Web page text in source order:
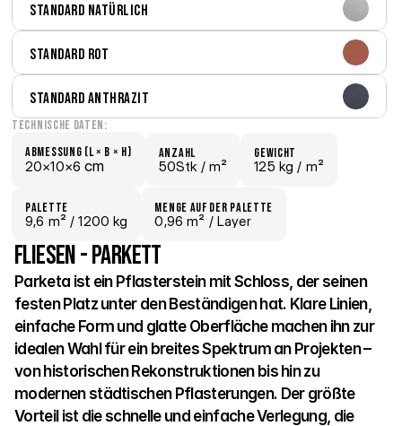
Standard Natürlich
Standard Rot
Standard Anthrazit
Technische Daten:
Abmessung (L × B × H)
20×10×6 cm
Anzahl
50Stk / m²
Gewicht
125 kg / m²
Palette
9,6 m² / 1200 kg
Menge auf der Palette
0,96 m² / Layer
Fliesen - Parkett
Parketa ist ein Pflasterstein mit Schloss, der seinen
festen Platz unter den Beständigen hat. Klare Linien,
einfache Form und glatte Oberfläche machen ihn zur
idealen Wahl für ein breites Spektrum an Projekten –
von historischen Rekonstruktionen bis hin zu
modernen städtischen Pflasterungen. Der größte
Vorteil ist die schnelle und einfache Verlegung, die